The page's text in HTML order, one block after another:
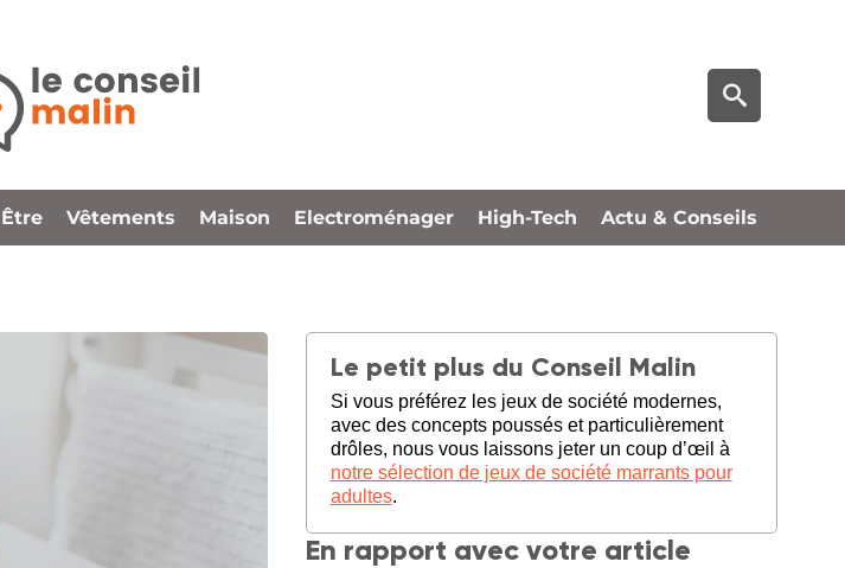
Vêtements Maison Electroménager High-Tech Actu & Conseils
Le petit plus du Conseil Malin
Si vous préférez les jeux de société modernes,
avec des concepts poussés et particulièrement
drôles, nous vous laissons jeter un coup d’œil à
notre sélection de jeux de société marrants pour
adultes.
En rapport avec votre article